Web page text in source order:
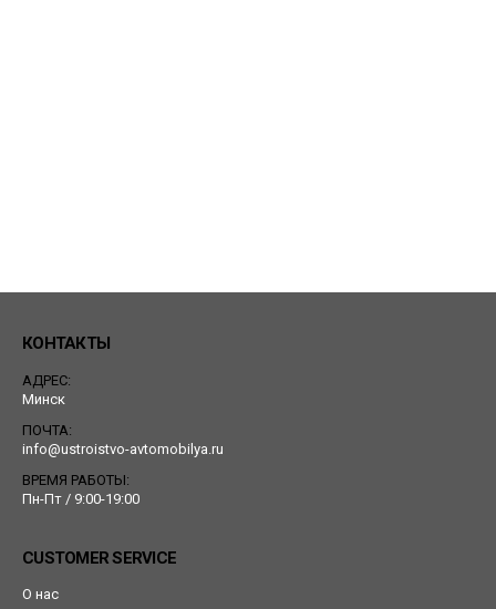
КОНТАКТЫ
АДРЕС:
Минск
ПОЧТА:
info@ustroistvo-avtomobilya.ru
ВРЕМЯ РАБОТЫ:
Пн-Пт / 9:00-19:00
CUSTOMER SERVICE
О нас